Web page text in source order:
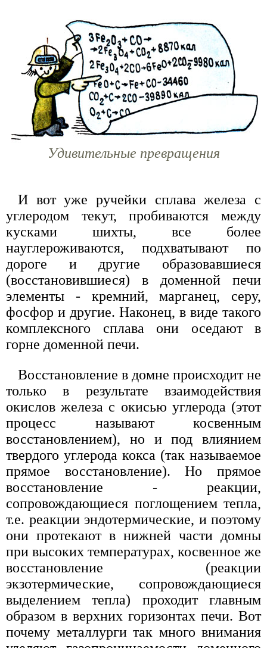
Удивительные превращения
И вот уже ручейки сплава железа с
углеродом текут, пробиваются между
кусками шихты, все более
науглероживаются, подхватывают по
дороге и другие образовавшиеся
(восстановившиеся) в доменной печи
элементы - кремний, марганец, серу,
фосфор и другие. Наконец, в виде такого
комплексного сплава они оседают в
горне доменной печи.
Восстановление в домне происходит не
только в результате взаимодействия
окислов железа с окисью углерода (этот
процесс называют косвенным
восстановлением), но и под влиянием
твердого углерода кокса (так называемое
прямое восстановление). Но прямое
восстановление - реакции,
сопровождающиеся поглощением тепла,
т.е. реакции эндотермические, и поэтому
они протекают в нижней части домны
при высоких температурах, косвенное же
восстановление (реакции
экзотермические, сопровождающиеся
выделением тепла) проходит главным
образом в верхних горизонтах печи. Вот
почему металлурги так много внимания